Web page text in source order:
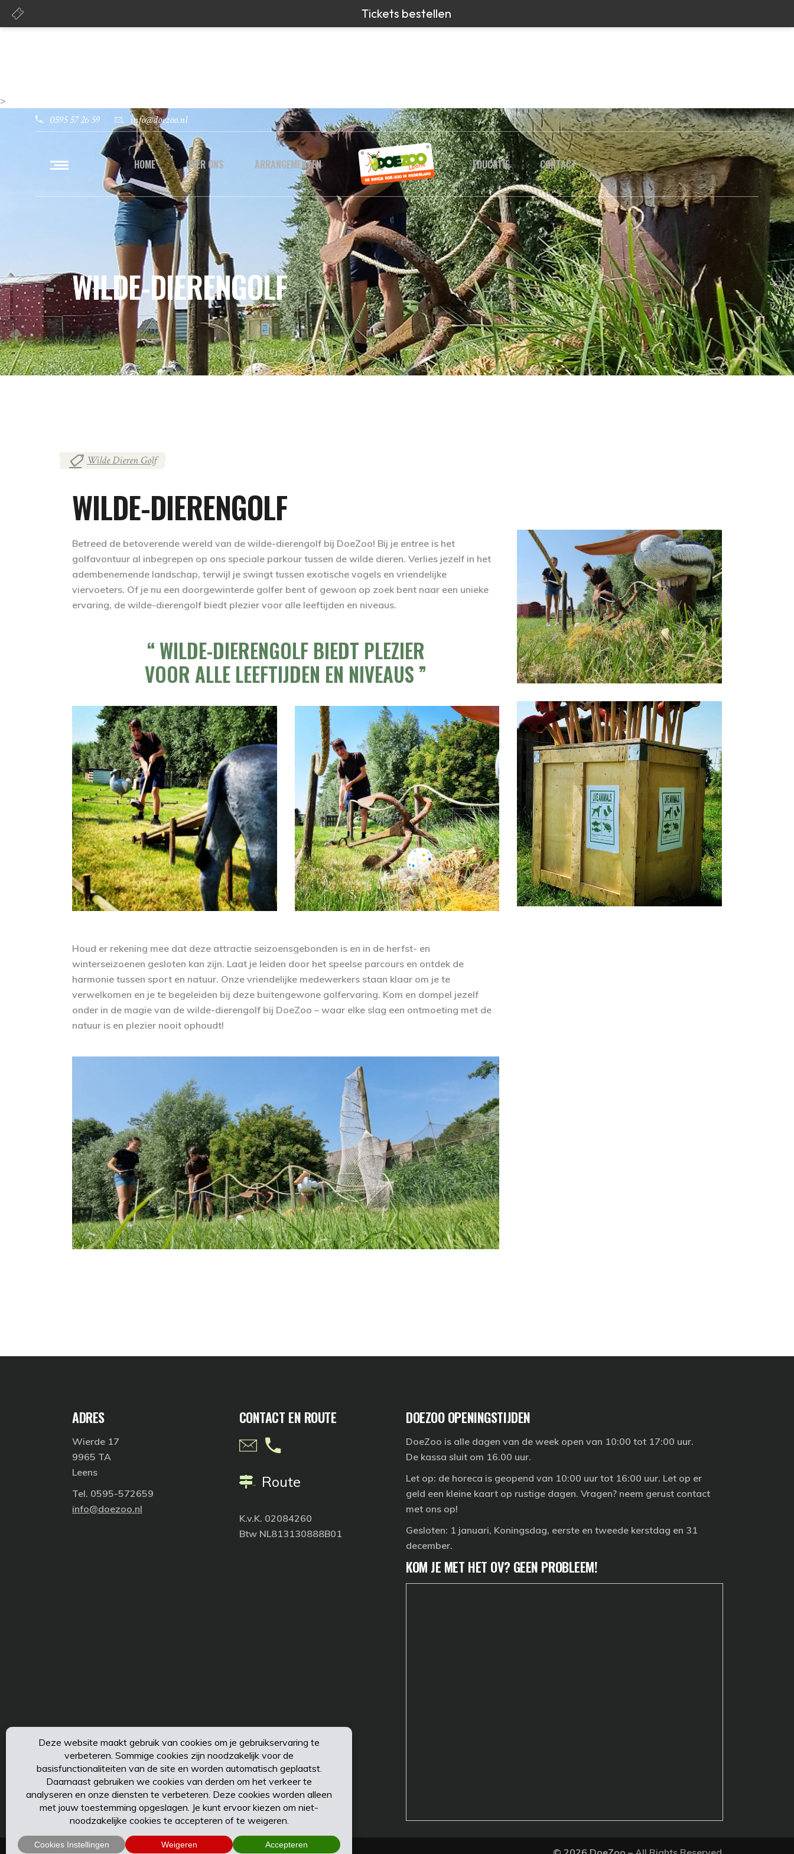
>
0595 57 26 59 info@doezoo.nl
HOME OVER ONS ARRANGEMENTEN EDUCATIE CONTACT
WILDE-DIERENGOLF
Wilde Dieren Golf
WILDE-DIERENGOLF
Betreed de betoverende wereld van de wilde-dierengolf bij DoeZoo! Bij je entree is het
golfavontuur al inbegrepen op ons speciale parkour tussen de wilde dieren. Verlies jezelf in het
adembenemende landschap, terwijl je swingt tussen exotische vogels en vriendelijke
viervoeters. Of je nu een doorgewinterde golfer bent of gewoon op zoek bent naar een unieke
ervaring, de wilde-dierengolf biedt plezier voor alle leeftijden en niveaus.
WILDE-DIERENGOLF BIEDT PLEZIER
VOOR ALLE LEEFTIJDEN EN NIVEAUS
Houd er rekening mee dat deze attractie seizoensgebonden is en in de herfst- en
winterseizoenen gesloten kan zijn. Laat je leiden door het speelse parcours en ontdek de
harmonie tussen sport en natuur. Onze vriendelijke medewerkers staan klaar om je te
verwelkomen en je te begeleiden bij deze buitengewone golfervaring. Kom en dompel jezelf
onder in de magie van de wilde-dierengolf bij DoeZoo – waar elke slag een ontmoeting met de
natuur is en plezier nooit ophoudt!
ADRES
Wierde 17
9965 TA
Leens
Tel. 0595-572659
info@doezoo.nl
CONTACT EN ROUTE
Route
K.v.K. 02084260
Btw NL813130888B01
DOEZOO OPENINGSTIJDEN
DoeZoo is alle dagen van de week open van 10:00 tot 17:00 uur.
De kassa sluit om 16.00 uur.
Let op: de horeca is geopend van 10:00 uur tot 16:00 uur. Let op er
geld een kleine kaart op rustige dagen. Vragen? neem gerust contact
met ons op!
Gesloten: 1 januari, Koningsdag, eerste en tweede kerstdag en 31
december.
KOM JE MET HET OV? GEEN PROBLEEM!